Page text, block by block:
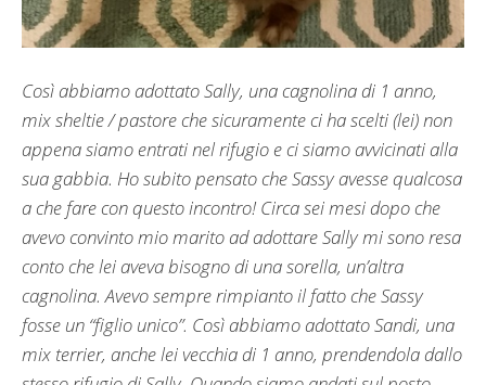
Così abbiamo adottato Sally, una cagnolina di 1 anno,
mix sheltie / pastore che sicuramente ci ha scelti (lei) non
appena siamo entrati nel rifugio e ci siamo avvicinati alla
sua gabbia. Ho subito pensato che Sassy avesse qualcosa
a che fare con questo incontro! Circa sei mesi dopo che
avevo convinto mio marito ad adottare Sally mi sono resa
conto che lei aveva bisogno di una sorella, un’altra
cagnolina. Avevo sempre rimpianto il fatto che Sassy
fosse un “figlio unico”. Così abbiamo adottato Sandi, una
mix terrier, anche lei vecchia di 1 anno, prendendola dallo